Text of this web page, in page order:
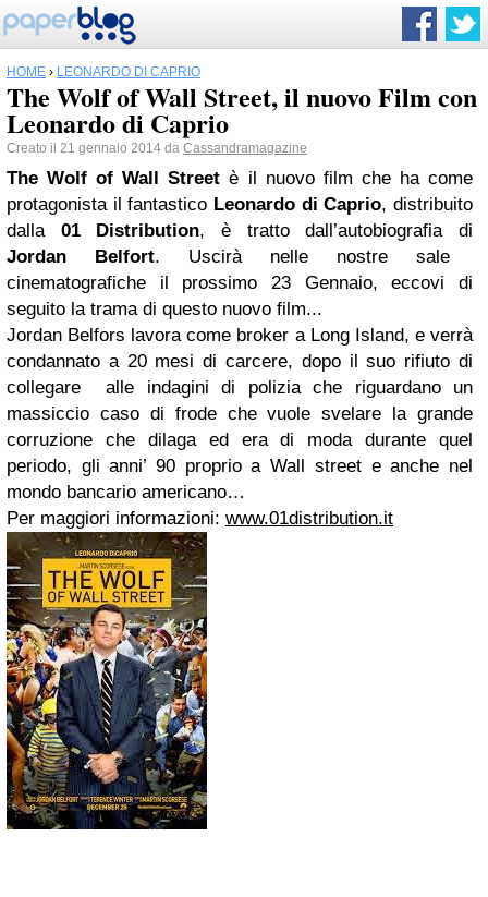
HOME › LEONARDO DI CAPRIO
The Wolf of Wall Street, il nuovo Film con
Leonardo di Caprio
Creato il 21 gennaio 2014 da Cassandramagazine
The Wolf of Wall Street è il nuovo film che ha come
protagonista il fantastico Leonardo di Caprio, distribuito
dalla 01 Distribution, è tratto dall’autobiografia di
Jordan Belfort. Uscirà nelle nostre sale
cinematografiche il prossimo 23 Gennaio, eccovi di
seguito la trama di questo nuovo film...
Jordan Belfors lavora come broker a Long Island, e verrà
condannato a 20 mesi di carcere, dopo il suo rifiuto di
collegare alle indagini di polizia che riguardano un
massiccio caso di frode che vuole svelare la grande
corruzione che dilaga ed era di moda durante quel
periodo, gli anni’ 90 proprio a Wall street e anche nel
mondo bancario americano…
Per maggiori informazioni: www.01distribution.it